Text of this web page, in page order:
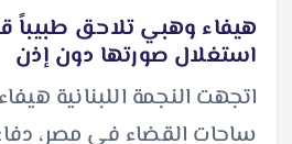
هيفاء وهبي تلاحق طبيباً
استغلال صورتها دون إذن
اتجهت النجمة اللبنانية
ساحات القضاء في مصر،